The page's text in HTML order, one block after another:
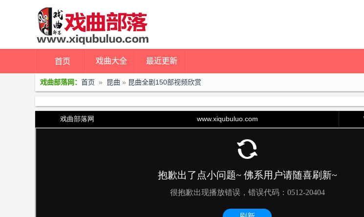
首页 戏曲大全 最近更新
戏曲部落网： 首页 » 昆曲 » 昆曲全剧150部视频欣赏